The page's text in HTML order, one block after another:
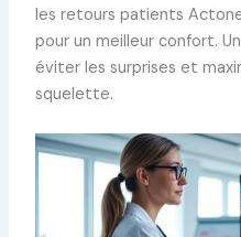
les retours patients
pour un meilleur confort.
éviter les surprises et
squelette.